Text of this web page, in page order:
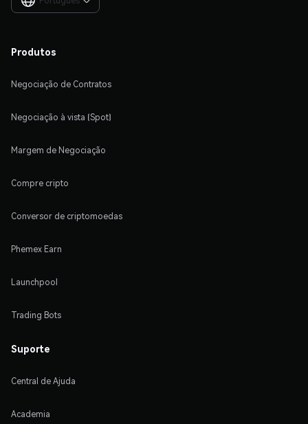
Produtos
Negociação de Contratos
Negociação à vista (Spot)
Margem de Negociação
Compre cripto
Conversor de criptomoedas
Phemex Earn
Launchpool
Trading Bots
Suporte
Central de Ajuda
Academia